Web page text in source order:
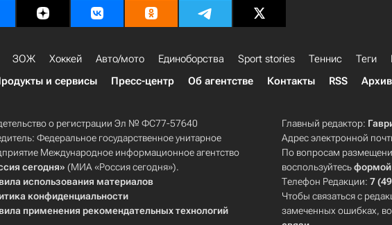
ЗОЖ Хоккей Авто/мото Единоборства Sport stories Теннис Теги
и сервисы Пресс-центр Об агентстве Контакты RSS Архив
о регистрации Эл № ФС77-57640
Федеральное государственное унитарное
Международное информационное агентство
сегодня» (МИА «Россия сегодня»).
использования материалов
конфиденциальности
применения рекомендательных технологий
Главный редактор:
Адрес электронной
По вопросам
воспользуйтесьформой
Телефон Редакции:7
Чтобы связаться с
замеченных ошибках,